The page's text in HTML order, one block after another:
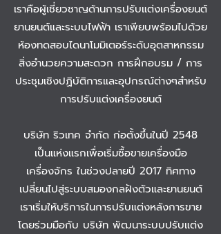
เราคือผู้เชี่ยวชาญด้านการปรับแต่งเครื่องยนต์
ยานยนต์และระบบไฟฟ้า เราเพียบพร้อมไปด้วย
ห้องทดสอบไดนาโมมิเตอร์ระดับอุตสาหกรรม
สิ่งอำนวยความสะดวก การฝึกอบรม / การ
ประชุมเชิงปฏิบัติการและอุปกรณ์ต่างๆสำหรับ
การปรับแต่งเครื่องยนต์
บริษัท ริวเทค จำกัด ก่อตั้งขึ้นในปี 2548
เป็นแห่งแรกเพื่อเริ่มซื้อขายเครื่องมือ
เครื่องจักร ในช่วงปลายปี 2017 ทิศทาง
เปลี่ยนไปสู่ระบบสมองกลฝังตัวและยานยนต์
เราเริ่มให้บริการในการปรับแต่งหลังการขาย
โดยร่วมมือกับ บริษัท พัฒนาระบบปรับแต่ง